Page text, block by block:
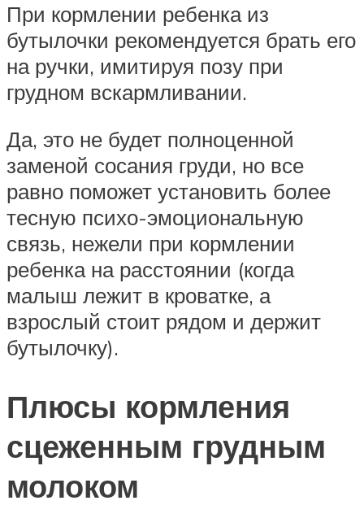
При кормлении ребенка из
бутылочки рекомендуется брать его
на ручки, имитируя позу при
грудном вскармливании.
Да, это не будет полноценной
заменой сосания груди, но все
равно поможет установить более
тесную психо-эмоциональную
связь, нежели при кормлении
ребенка на расстоянии (когда
малыш лежит в кроватке, а
взрослый стоит рядом и держит
бутылочку).
Плюсы кормления
сцеженным грудным
молоком